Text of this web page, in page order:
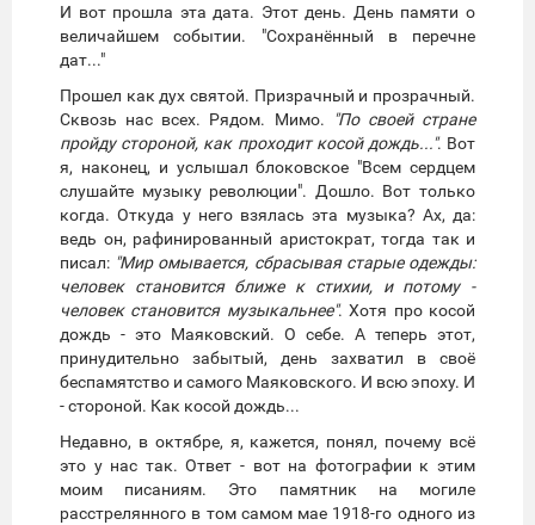
И вот прошла эта дата. Этот день. День памяти о
величайшем событии. "Сохранённый в перечне
дат..."
Прошел как дух святой. Призрачный и прозрачный.
Сквозь нас всех. Рядом. Мимо.
"По своей стране
пройду стороной, как проходит косой дождь...". Вот
я, наконец, и услышал блоковское "Всем сердцем
слушайте музыку революции". Дошло. Вот только
когда. Откуда у него взялась эта музыка? Ах, да:
ведь он, рафинированный аристократ, тогда так и
писал: "Мир омывается, сбрасывая старые одежды:
человек становится ближе к стихии, и потому -
человек становится музыкальнее". Хотя про косой
дождь - это Маяковский. О себе. А теперь этот,
принудительно забытый, день захватил в своё
беспамятство и самого Маяковского. И всю эпоху. И
- стороной. Как косой дождь...
Недавно, в октябре, я, кажется, понял, почему всё
это у нас так. Ответ - вот на фотографии к этим
моим писаниям. Это памятник на могиле
расстрелянного в том самом мае 1918-го одного из